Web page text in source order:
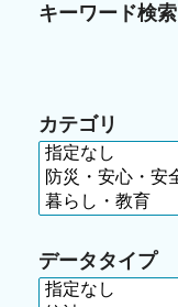
キーワード検索
カテゴリ
データタイプ